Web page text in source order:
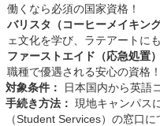
働くなら必須の国家資格！
バリスタ（コーヒーメイキン
ェ文化を学び、ラテアートに
ファーストエイド（応急処置）
職種で優遇される安心の資格！
対象条件：
日本国内から英語
手続き方法： 現地キャンパス
（Student Services）の窓口